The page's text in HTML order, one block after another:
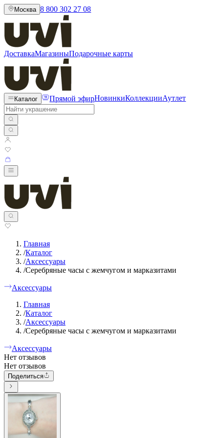
Москва 8 800 302 27 08
ДоставкаМагазиныПодарочные карты
Каталог Прямой эфирНовинкиКоллекцииАутлет
Главная
/Каталог
/Аксессуары
/Серебряные часы с жемчугом и марказитами
Аксессуары
Главная
/Каталог
/Аксессуары
/Серебряные часы с жемчугом и марказитами
Аксессуары
Нет отзывов
Нет отзывов
Поделиться